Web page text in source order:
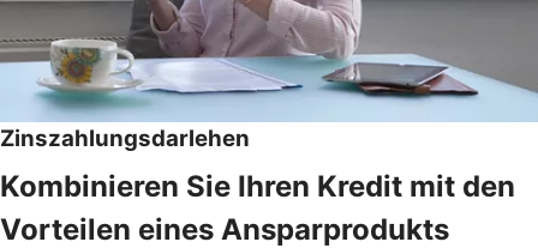
Zinszahlungsdarlehen
Kombinieren Sie Ihren Kredit mit den
Vorteilen eines Ansparprodukts